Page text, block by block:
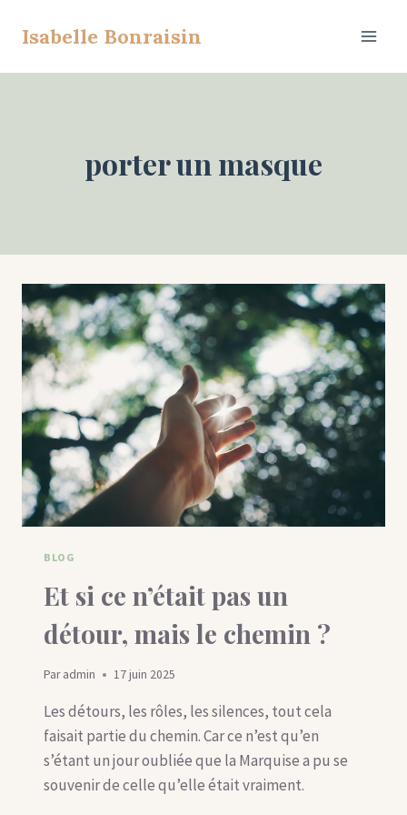
Isabelle Bonraisin
porter un masque
BLOG
Et si ce n’était pas un
détour, mais le chemin ?
Par admin 17 juin 2025
Les détours, les rôles, les silences, tout cela
faisait partie du chemin. Car ce n’est qu’en
s’étant un jour oubliée que la Marquise a pu se
souvenir de celle qu’elle était vraiment.